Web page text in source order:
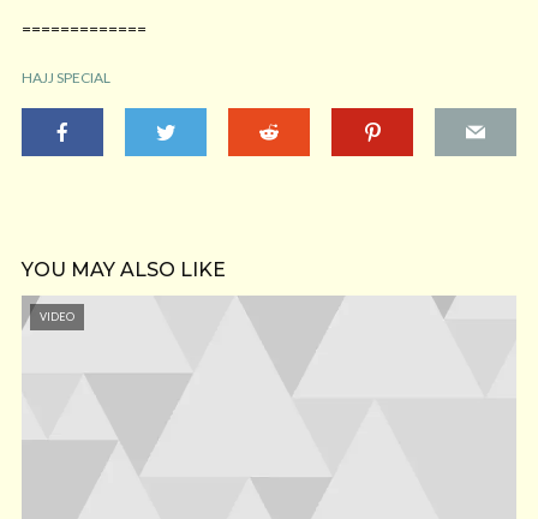
=============
HAJJ SPECIAL
YOU MAY ALSO LIKE
VIDEO